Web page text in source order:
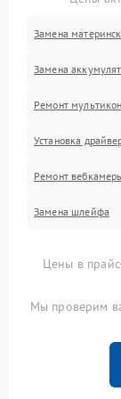
Замена
Замена
Ремонт
Установка
Ремонт
Замена шлейфа
Цены в
Мы проверим